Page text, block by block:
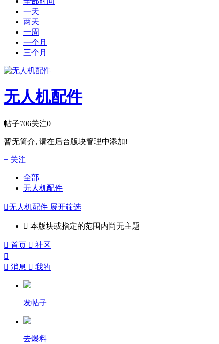
一天
两天
一周
一个月
三个月
无人机配件
帖子706关注0
暂无简介, 请在后台版块管理中添加!
+ 关注
全部
无人机配件
无人机配件 展开筛选
 本版块或指定的范围内尚无主题
 首页  社区

 消息  我的
发帖子
去爆料